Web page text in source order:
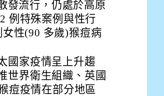
發流行，仍處於高原
例特殊案例與性行
性(90 多歲)猴痘病
國家疫情呈上升趨
世界衛生組織、英國
痘疫情在部分地區